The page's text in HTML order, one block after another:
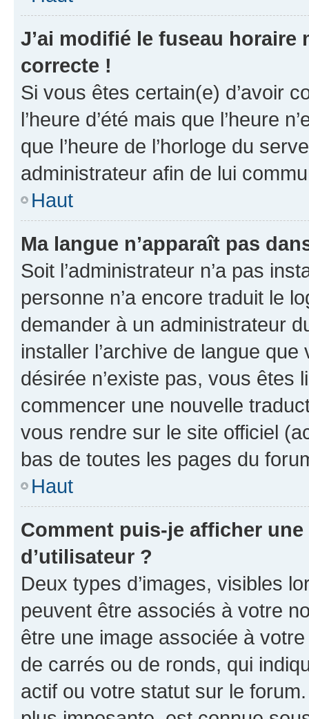
J’ai modifié le fuseau horaire
correcte !
Si vous êtes certain(e) d’avoir
l’heure d’été mais que l’heure
que l’heure de l’horloge du
administrateur afin de lui
Haut
Ma langue n’apparaît pas
Soit l’administrateur n’a pas
personne n’a encore traduit le
demander à un administrateur
installer l’archive de langue
désirée n’existe pas, vous êtes
commencer une nouvelle
vous rendre sur le site officiel
bas de toutes les pages du
Haut
Comment puis-je afficher
d’utilisateur ?
Deux types d’images, visibles
peuvent être associés à votre
être une image associée à
de carrés ou de ronds, qui
actif ou votre statut sur le